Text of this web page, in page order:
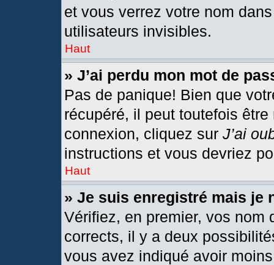
et vous verrez votre nom
utilisateurs invisibles.
Haut
» J’ai perdu mon mot de
Pas de panique! Bien que
récupéré, il peut toutefois
connexion, cliquez sur J’ai
instructions et vous devriez
Haut
» Je suis enregistré mais je
Vérifiez, en premier, vos nom
corrects, il y a deux
vous avez indiqué avoir